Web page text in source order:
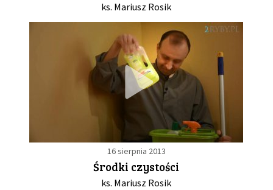
ks. Mariusz Rosik
16 sierpnia 2013
Środki czystości
ks. Mariusz Rosik